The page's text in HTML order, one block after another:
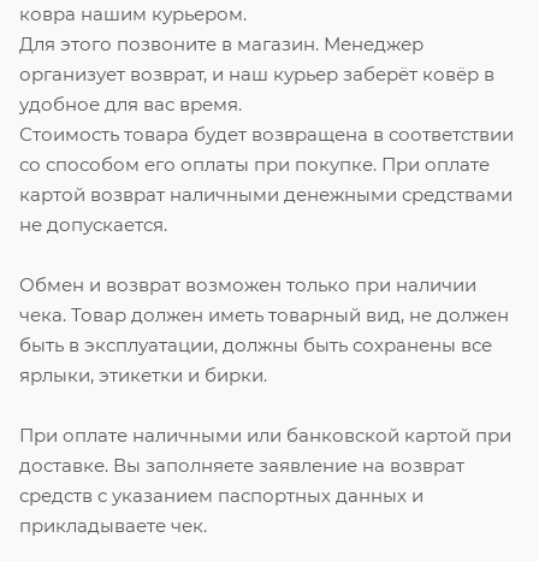
ковра нашим курьером.
Для этого позвоните в магазин. Менеджер
организует возврат, и наш курьер заберёт ковёр в
удобное для вас время.
Стоимость товара будет возвращена в соответствии
со способом его оплаты при покупке. При оплате
картой возврат наличными денежными средствами
не допускается.
Обмен и возврат возможен только при наличии
чека. Товар должен иметь товарный вид, не должен
быть в эксплуатации, должны быть сохранены все
ярлыки, этикетки и бирки.
При оплате наличными или банковской картой при
доставке. Вы заполняете заявление на возврат
средств с указанием паспортных данных и
прикладываете чек.